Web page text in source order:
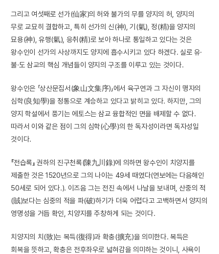
그리고 여섯째로 선가(仙家)의 허와 불가의 무를 양지의 허, 양지의
무로 교묘히 결합하고, 특히 선가의 신(神), 기(氣), 정(精)을 양지의
묘용(神), 유행(氣), 응취(精)로 보아 하나로 통일하고 있다는 것은
왕수인이 선가의 사상까지도 양지에 흡수시키고 있다 하겠다. 실로 유·
불·도 삼교의 핵심 개념들이 양지의 구조를 이루고 있는 것이다.
왕수인은 「상산문집서(象山文集序)」에서 육구연과 그 자신이 맹자의
심학(良知學)을 정통으로 계승하고 있다고 밝히고 있다. 하지만, 그의
양지 학설에서 풍기는 에토스는 삼교 융합적인 면을 배제할 수 없다.
따라서 이와 같은 점이 그의 심학(心學)의 한 독자성이라면 독자성일
것이다.
『전습록』 권하의 진구천록(陳九川錄)에 의하면 왕수인이 치양지를
제출한 것은 1520년으로 그의 나이는 49세 때였다(연보에는 다음해인
50세로 되어 있다.). 이즈음 그는 전진 속에서 나날을 보내며, 산중의 적
(賊)보다는 심중의 적을 파(破)하기가 더욱 어렵다고 고백하면서 양지의
영명성을 거듭 확인, 치양지를 주창하게 되는 것이다.
치양지의 치(致)는 복득(復得)과 확충(擴充)을 의미한다. 복득은
회복을 뜻하고, 확충은 전후좌우로 넓혀감을 의미하는 것이니, 사욕이